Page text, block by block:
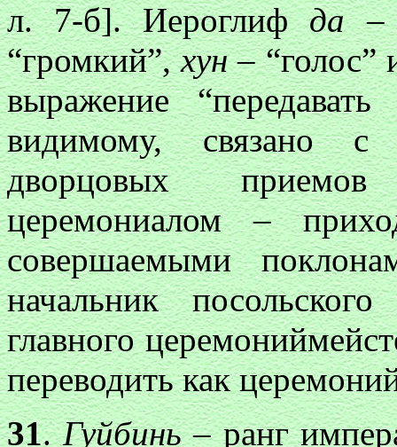
л. 7-б]. Иероглифда–
“громкий”,хун– “голос”
выражение
видимому, связано с
дворцовых приемов
церемониалом –
совершаемыми
начальник
главного
переводить как
31.Гуйбинь– ранг